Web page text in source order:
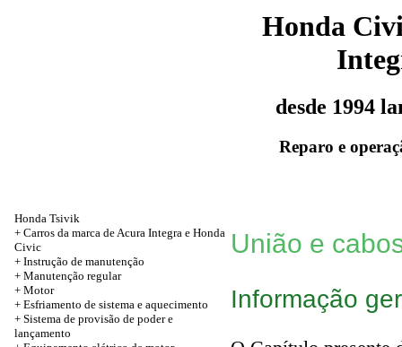
Honda
desde 1994
Reparo e
Honda Tsivik
+ Carros da marca de Acura Integra e Honda
Civic
+ Instrução de manutenção
+ Manutenção regular
+ Motor
+ Esfriamento de sistema e aquecimento
+ Sistema de provisão de poder e
lançamento
União e
Informação